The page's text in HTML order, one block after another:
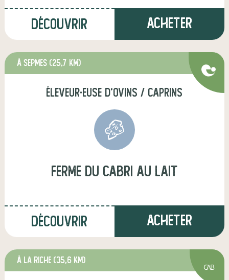
Découvrir Acheter
à Sepmes (25,7 km)
éleveur·euse d'ovins / caprins
Ferme du Cabri au Lait
Découvrir Acheter
à La Riche (35,6 km)
CAB